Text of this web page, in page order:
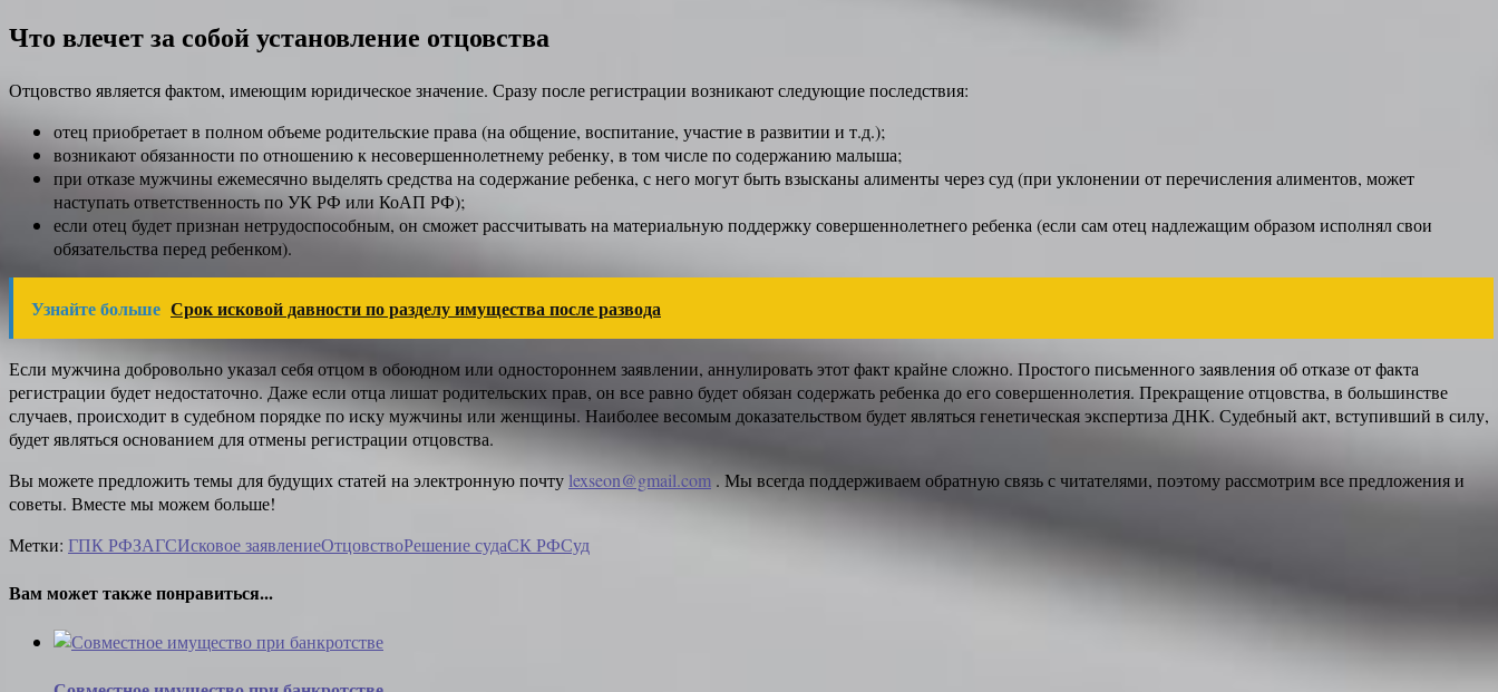
Что влечет за собой установление отцовства
Отцовство является фактом, имеющим юридическое значение. Сразу после регистрации возникают следующие последствия:
отец приобретает в полном объеме родительские права (на общение, воспитание, участие в развитии и т.д.);
возникают обязанности по отношению к несовершеннолетнему ребенку, в том числе по содержанию малыша;
при отказе мужчины ежемесячно выделять средства на содержание ребенка, с него могут быть взысканы алименты через суд (при уклонении от перечисления алиментов, может
наступать ответственность по УК РФ или КоАП РФ);
если отец будет признан нетрудоспособным, он сможет рассчитывать на материальную поддержку совершеннолетнего ребенка (если сам отец надлежащим образом исполнял свои
обязательства перед ребенком).
Узнайте больше Срок исковой давности по разделу имущества после развода
Если мужчина добровольно указал себя отцом в обоюдном или одностороннем заявлении, аннулировать этот факт крайне сложно. Простого письменного заявления об отказе от факта
регистрации будет недостаточно. Даже если отца лишат родительских прав, он все равно будет обязан содержать ребенка до его совершеннолетия. Прекращение отцовства, в большинстве
случаев, происходит в судебном порядке по иску мужчины или женщины. Наиболее весомым доказательством будет являться генетическая экспертиза ДНК. Судебный акт, вступивший в силу,
будет являться основанием для отмены регистрации отцовства.
Вы можете предложить темы для будущих статей на электронную почтуlexseon@gmail.com . Мы всегда поддерживаем обратную связь с читателями, поэтому рассмотрим все предложения и
советы. Вместе мы можем больше!
Метки: ГПК РФЗАГСИсковое заявлениеОтцовствоРешение судаСК РФСуд
Вам может также понравиться...